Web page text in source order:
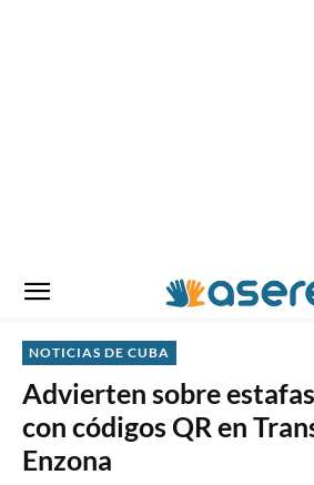
NOTICIAS DE CUBA
Advierten sobre
con códigos QR en
Enzona